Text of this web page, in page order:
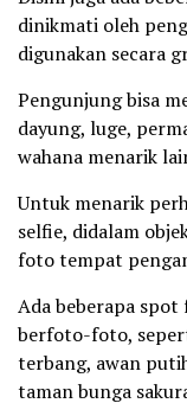
dinikmati oleh
digunakan secara
Pengunjung bisa
dayung, luge,
wahana menarik
Untuk menarik
selfie, didalam
foto tempat
Ada beberapa
berfoto-foto,
terbang, awan
taman bunga